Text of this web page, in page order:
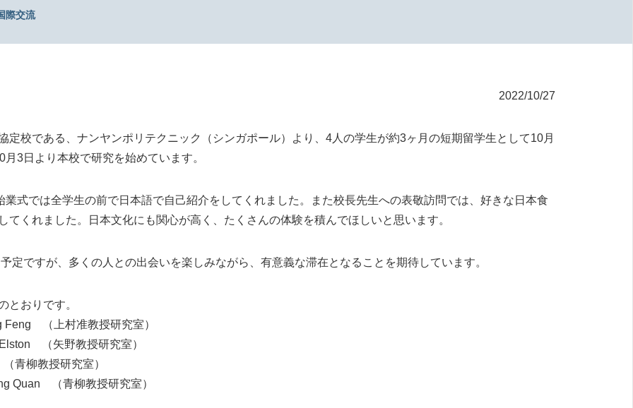
際交流
2022/10/27
定校である、ナンヤンポリテクニック（シンガポール）より、4人の学生が約3ヶ月の短期留学生として10月
3日より本校で研究を始めています。
業式では全学生の前で日本語で自己紹介をしてくれました。また校長先生への表敬訪問では、好きな日本食
てくれました。日本文化にも関心が高く、たくさんの体験を積んでほしいと思います。
定ですが、多くの人との出会いを楽しみながら、有意義な滞在となることを期待しています。
とおりです。
（上村准教授研究室）
（矢野教授研究室）
柳教授研究室）
Quan （青柳教授研究室）